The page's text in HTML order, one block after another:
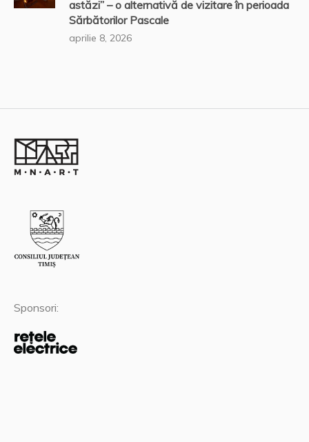
astăzi” – o alternativă de vizitare în perioada
Sărbătorilor Pascale
aprilie 8, 2026
Sponsori: